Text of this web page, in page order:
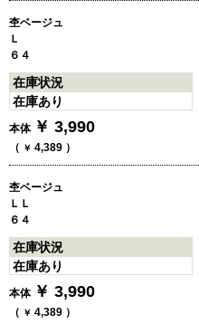
杢ベージュ
Ｌ
６４
在庫状況
在庫あり
本体 ￥ 3,990
（ ￥ 4,389 ）
杢ベージュ
ＬＬ
６４
在庫状況
在庫あり
本体 ￥ 3,990
（ ￥ 4,389 ）